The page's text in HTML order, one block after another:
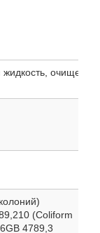
жидкость,
(Coliform
4789,3